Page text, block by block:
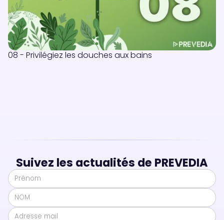
08 - Privilégiez les douches aux bains
Suivez les actualités de PREVEDIA